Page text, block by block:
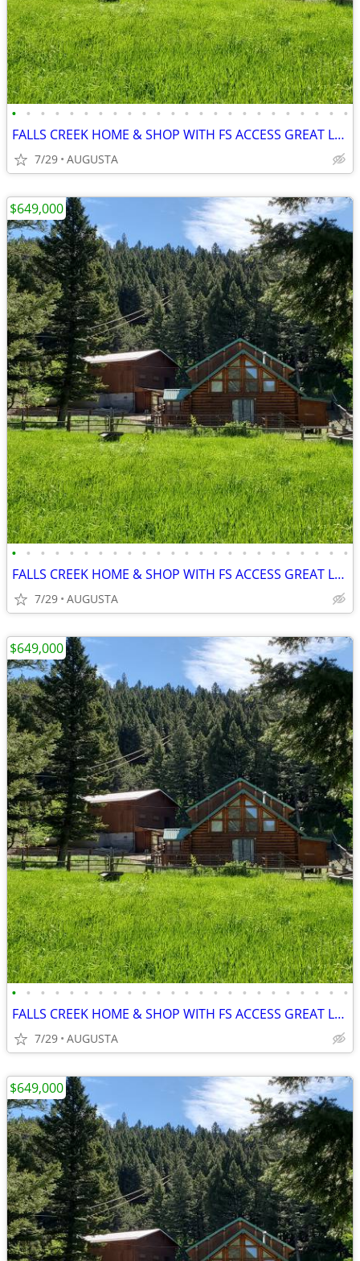
• • • • • • • • • • • • • • • • • • • • • • • •
FALLS CREEK HOME & SHOP WITH FS ACCESS GREAT LOCATION
7/29 AUGUSTA
• • • • • • • • • • • • • • • • • • • • • • • •
FALLS CREEK HOME & SHOP WITH FS ACCESS GREAT LOCATION
7/29 AUGUSTA
$649,000
• • • • • • • • • • • • • • • • • • • • • • • •
FALLS CREEK HOME & SHOP WITH FS ACCESS GREAT LOCATION
7/29 AUGUSTA
$649,000
$649,000